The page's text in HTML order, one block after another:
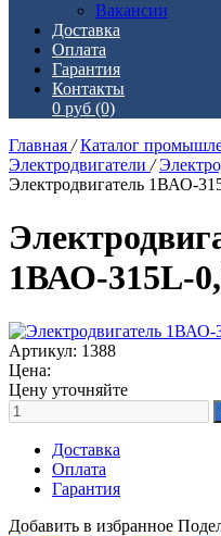
Вакансии
Доставка
Оплата
Гарантия
Контакты
0 руб (0)
Главная / Каталог
Электродвигатели /
Электродвигатель 1ВАО-
1ВАО-315L-
Артикул: 1388
Цена:
Цену уточняйте
Доставка
Оплата
Гарантия
Добавить в избранное